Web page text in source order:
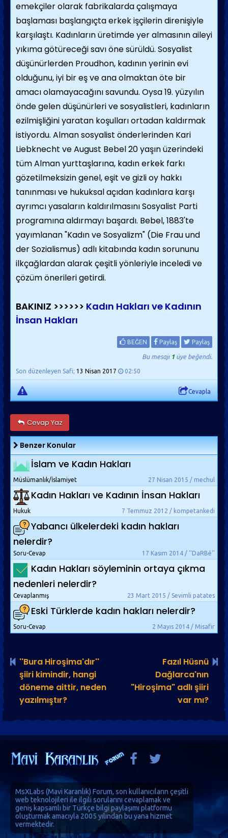
emekçiler olarak fabrikalarda çalışmaya
başlaması baş­langıçta erkek işçilerin direnişiyle
karşılaştı. Kadınların üretimde yer almasının aileyi
yıkı­ma götüreceği savı öne sürüldü. Sosyalist
düşünürlerden Proudhon, kadının yerinin evi
olduğunu, iyi bir eş ve ana olmaktan öte bir
amacı olamayacağını savundu. Oysa 19. yüz­yılın
önde gelen düşünürleri ve sosyalistleri, kadınların
ezilmişliğini yaratan koşulları orta­dan kaldırmak
istiyordu. Alman sosyalist önderlerinden Kari
Liebknecht ve August Bebel 20 yaşın üzerindeki
tüm Alman yurttaş­larına, kadın erkek farkı
gözetilmeksizin ge­nel, eşit ve gizli oy hakkı
tanınması ve hukuksal açıdan kadınlara karşı
ayrımcı yasaların kaldırılmasını Sosyalist Parti
programına aldırmayı başardı. Bebel, 1883'te
yayımlanan "Kadın ve Sosyalizm" (Die Frau und
der Sozialismus) adlı kitabında kadın sorununu
ilkçağ­lardan alarak çeşitli yönleriyle inceledi ve
çözüm önerileri getirdi.
BAKINIZ >>>>>> Kadın Hakları ve Kadının
İnsan Hakları
BEĞEN Paylaş Paylaş
Bu mesajı 1üye beğendi.
Son düzenleyen Safi; 13 Nisan 2017 02:50
Cevapla
Cevap Yaz
Benzer Konular
İslam ve Kadın Hakları
27 Nisan 2015 / mechul
Müslümanlık/İslamiyet
Kadın Hakları ve Kadının İnsan Hakları
7 Temmuz 2012 / kompetankedi
Hukuk
Yabancı ülkelerdeki kadın hakları
nelerdir?
17 Kasım 2014 / ''DaRBé''
Soru-Cevap
Kadın Hakları söyleminin ortaya çıkma
nedenleri nelerdir?
23 Mart 2015 / Sevimli patates
Cevaplanmış
Eski Türklerde kadın hakları nelerdir?
2 Mayıs 2014 / Misafir
Soru-Cevap
''Bura Hiroşima'dır''
şiiri kimindir, hangi
döneme aittir, neden
yazılmıştır?
Fazıl Hüsnü
Dağlarca'nın
"Hiroşima" adlı şiiri
var mı?
MsXLabs (Mavi Karanlık) Forum, son kullanıcıların çeşitli
web teknolojileri ile ilgili sorularını cevaplamak ve
geniş kapsamlı bir Türkçe bilgi paylaşımı platformu
oluşturmak amacıyla 2005 yılından bu yana hizmet
vermektedir.